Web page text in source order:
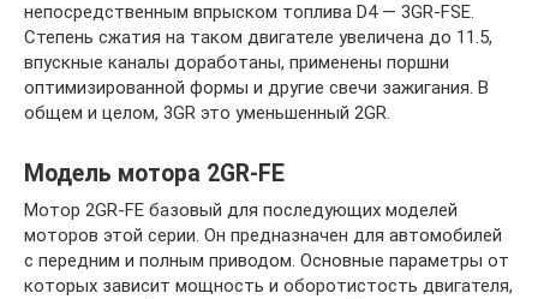
непосредственным впрыском топлива D4 — 3GR-FSE.
Степень сжатия на таком двигателе увеличена до 11.5,
впускные каналы доработаны, применены поршни
оптимизированной формы и другие свечи зажигания. В
общем и целом, 3GR это уменьшенный 2GR.
Модель мотора 2GR-FE
Мотор 2GR-FE базовый для последующих моделей
моторов этой серии. Он предназначен для автомобилей
с передним и полным приводом. Основные параметры от
которых зависит мощность и оборотистость двигателя,